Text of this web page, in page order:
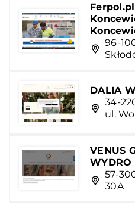
96-
DALIA
34-
ul.
VENUS
WYDRO
57-
30A